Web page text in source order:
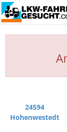
24594
Hohenwestedt